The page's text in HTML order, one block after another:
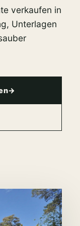
verkaufen in
Unterlagen
→